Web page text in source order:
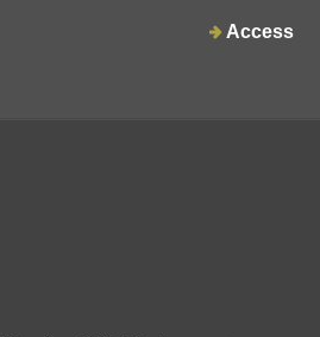
ンや、飲みにくい青汁に少し混ぜると美
Access